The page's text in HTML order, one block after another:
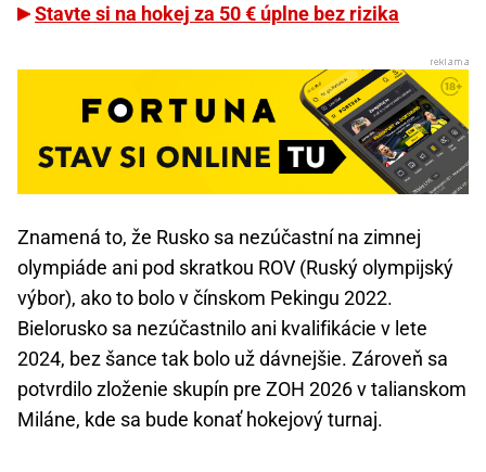
Stavte si na hokej za 50 € úplne bez rizika
Znamená to, že Rusko sa nezúčastní na zimnej
olympiáde ani pod skratkou ROV (Ruský olympijský
výbor), ako to bolo v čínskom Pekingu 2022.
Bielorusko sa nezúčastnilo ani kvalifikácie v lete
2024, bez šance tak bolo už dávnejšie. Zároveň sa
potvrdilo zloženie skupín pre ZOH 2026 v talianskom
Miláne, kde sa bude konať hokejový turnaj.